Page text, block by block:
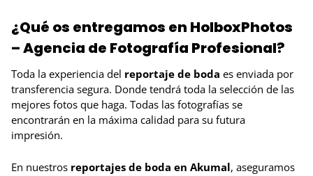
¿Qué os entregamos en HolboxPhotos
– Agencia de Fotografía Profesional?
Toda la experiencia del reportaje de boda es enviada por
transferencia segura. Donde tendrá toda la selección de las
mejores fotos que haga. Todas las fotografías se
encontrarán en la máxima calidad para su futura
impresión.
En nuestros reportajes de boda en Akumal, aseguramos